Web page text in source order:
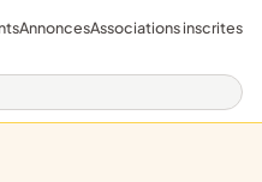
AnnoncesAssociations inscrites